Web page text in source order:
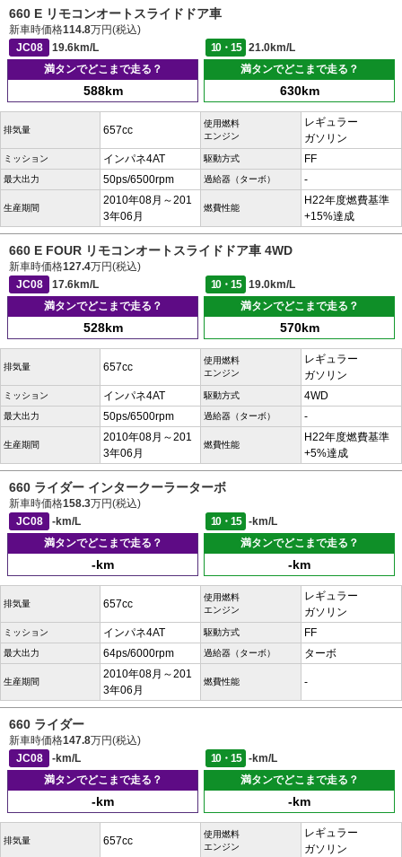
660 E リモコンオートスライドドア車
新車時価格114.8万円(税込)
JC08
19.6km/L 10・15
21.0km/L
満タンでどこまで走る？
588km
満タンでどこまで走る？
630km
排気量 657cc
使用燃料
エンジン
レギュラー
ガソリン
ミッション インパネ4AT 駆動方式 FF
最大出力 50ps/6500rpm 過給器（ターボ） -
生産期間
2010年08月～201
3年06月
燃費性能
H22年度燃費基準
+15%達成
660 E FOUR リモコンオートスライドドア車 4WD
新車時価格127.4万円(税込)
JC08
17.6km/L 10・15
19.0km/L
満タンでどこまで走る？
528km
満タンでどこまで走る？
570km
排気量 657cc
使用燃料
エンジン
レギュラー
ガソリン
ミッション インパネ4AT 駆動方式 4WD
最大出力 50ps/6500rpm 過給器（ターボ） -
生産期間
2010年08月～201
3年06月
燃費性能
H22年度燃費基準
+5%達成
660 ライダー インタークーラーターボ
新車時価格158.3万円(税込)
JC08
-km/L 10・15
-km/L
満タンでどこまで走る？
-km
満タンでどこまで走る？
-km
排気量 657cc
使用燃料
エンジン
レギュラー
ガソリン
ミッション インパネ4AT 駆動方式 FF
最大出力 64ps/6000rpm 過給器（ターボ） ターボ
生産期間
2010年08月～201
3年06月
燃費性能 -
660 ライダー
新車時価格147.8万円(税込)
JC08
-km/L 10・15
-km/L
満タンでどこまで走る？
-km
満タンでどこまで走る？
-km
排気量 657cc
使用燃料
エンジン
レギュラー
ガソリン